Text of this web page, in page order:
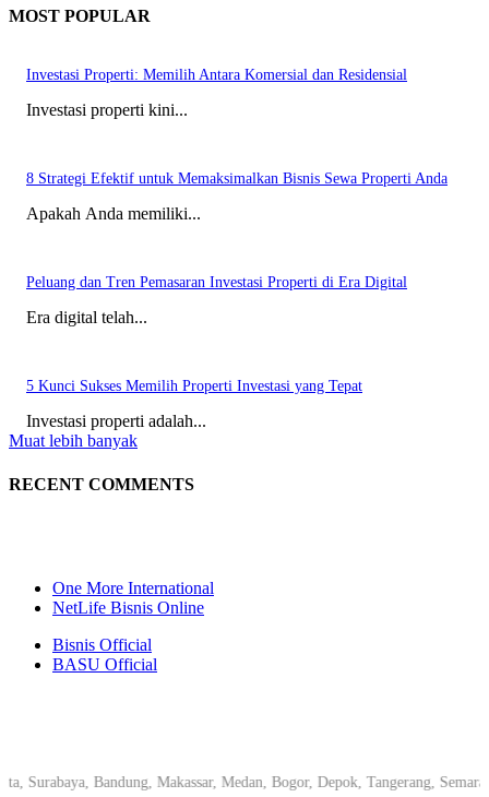
MOST POPULAR
Investasi Properti: Memilih Antara Komersial dan Residensial
Investasi properti kini...
8 Strategi Efektif untuk Memaksimalkan Bisnis Sewa Properti Anda
Apakah Anda memiliki...
Peluang dan Tren Pemasaran Investasi Properti di Era Digital
Era digital telah...
5 Kunci Sukses Memilih Properti Investasi yang Tepat
Investasi properti adalah...
Muat lebih banyak
RECENT COMMENTS
One More International
NetLife Bisnis Online
Bisnis Official
BASU Official
Bandung, Makassar, Medan, Bogor, Depok, Tangerang, Semarang,